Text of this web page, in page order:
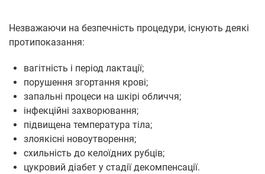
Незважаючи на безпечність процедури, існують деякі
протипоказання:
вагітність і період лактації;
порушення згортання крові;
запальні процеси на шкірі обличчя;
інфекційні захворювання;
підвищена температура тіла;
злоякісні новоутворення;
схильність до келоїдних рубців;
цукровий діабет у стадії декомпенсації.